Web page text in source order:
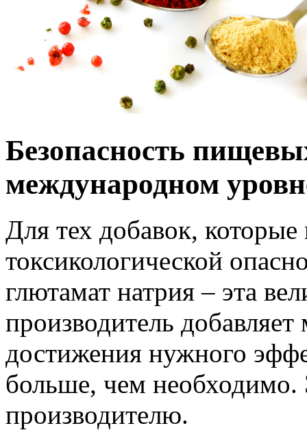
Безопасность
международном
Для тех добавок, которые
токсикологической
глютамат натрия – эта
производитель
достижения нужного
больше, чем необходимо.
производителю.